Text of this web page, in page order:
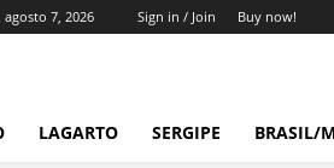
7, 2026 Sign in / Join Buy now!
LAGARTO SERGIPE BRASIL/